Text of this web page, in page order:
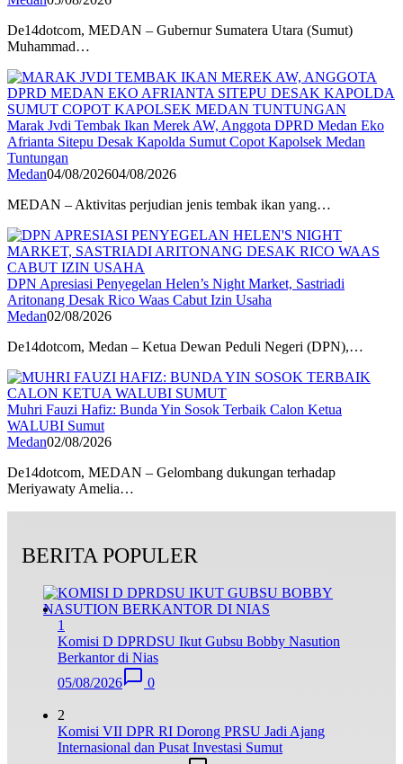
De14dotcom, MEDAN – Gubernur Sumatera Utara (Sumut)
Muhammad…
Marak Jvdi Tembak Ikan Merek AW, Anggota DPRD Medan Eko
Afrianta Sitepu Desak Kapolda Sumut Copot Kapolsek Medan
Tuntungan
Medan04/08/202604/08/2026
MEDAN – Aktivitas perjudian jenis tembak ikan yang…
DPN Apresiasi Penyegelan Helen’s Night Market, Sastriadi
Aritonang Desak Rico Waas Cabut Izin Usaha
Medan02/08/2026
De14dotcom, Medan – Ketua Dewan Peduli Negeri (DPN),…
Muhri Fauzi Hafiz: Bunda Yin Sosok Terbaik Calon Ketua
WALUBI Sumut
Medan02/08/2026
De14dotcom, MEDAN – Gelombang dukungan terhadap
Meriyawaty Amelia…
BERITA POPULER
1
Komisi D DPRDSU Ikut Gubsu Bobby Nasution
Berkantor di Nias
05/08/2026
0
2
Komisi VII DPR RI Dorong PRSU Jadi Ajang
Internasional dan Pusat Investasi Sumut